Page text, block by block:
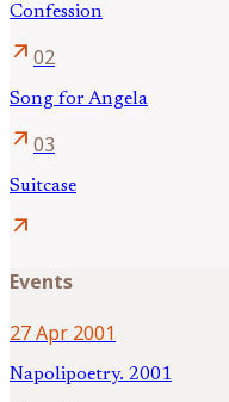
Confession
arrow_outward 02
Song for Angela
arrow_outward 03
Suitcase
arrow_outward
Events
27 Apr 2001
Napolipoetry. 2001